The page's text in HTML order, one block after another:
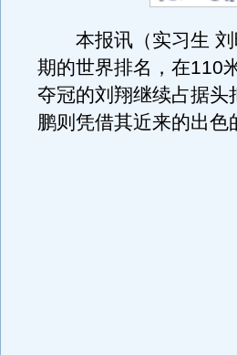
本报讯（实习生 刘
期的世界排名，在110
夺冠的刘翔继续占据
鹏则凭借其近来的出